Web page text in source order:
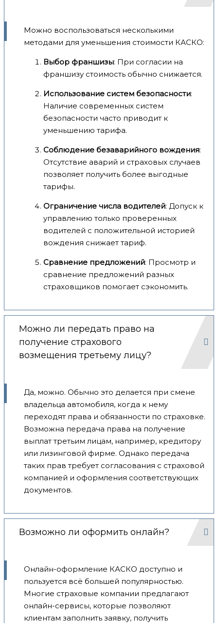
Можно воспользоваться несколькими
методами для уменьшения стоимости КАСКО:
Выбор франшизы: При согласии на
франшизу стоимость обычно снижается.
Использование систем безопасности:
Наличие современных систем
безопасности часто приводит к
уменьшению тарифа.
Соблюдение безаварийного вождения:
Отсутствие аварий и страховых случаев
позволяет получить более выгодные
тарифы.
Ограничение числа водителей: Допуск к
управлению только проверенных
водителей с положительной историей
вождения снижает тариф.
Сравнение предложений: Просмотр и
сравнение предложений разных
страховщиков помогает сэкономить.
Можно ли передать право на
получение страхового
возмещения третьему лицу?
Да, можно. Обычно это делается при смене
владельца автомобиля, когда к нему
переходят права и обязанности по страховке.
Возможна передача права на получение
выплат третьим лицам, например, кредитору
или лизинговой фирме. Однако передача
таких прав требует согласования с страховой
компанией и оформления соответствующих
документов.
Возможно ли оформить онлайн?
Онлайн-оформление КАСКО доступно и
пользуется всё большей популярностью.
Многие страховые компании предлагают
онлайн-сервисы, которые позволяют
клиентам заполнить заявку, получить